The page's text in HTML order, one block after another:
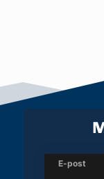
E-post